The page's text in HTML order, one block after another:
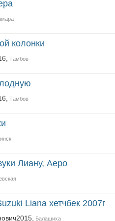
колонки
Тамбов
Тамбов
Лиану, Аеро
Liana хетчбек 2007г
Балашиха